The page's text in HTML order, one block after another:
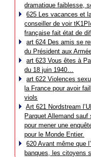
dramatique faiblesse,
625 Les vacances et
conseiller de voir
française fait état de
art 624 Des amis se
du Président aux
art 623 Vous êtes à
du 18 juin 1940…
art 622 Violences
la France pour avoir
viols
Art 621 Nordstream
Parquet Allemand
pour mener une
pour le Monde Entier.
620 Avant même que
banques, les citoyens